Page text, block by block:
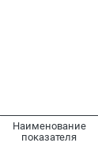
Наименование
показателя